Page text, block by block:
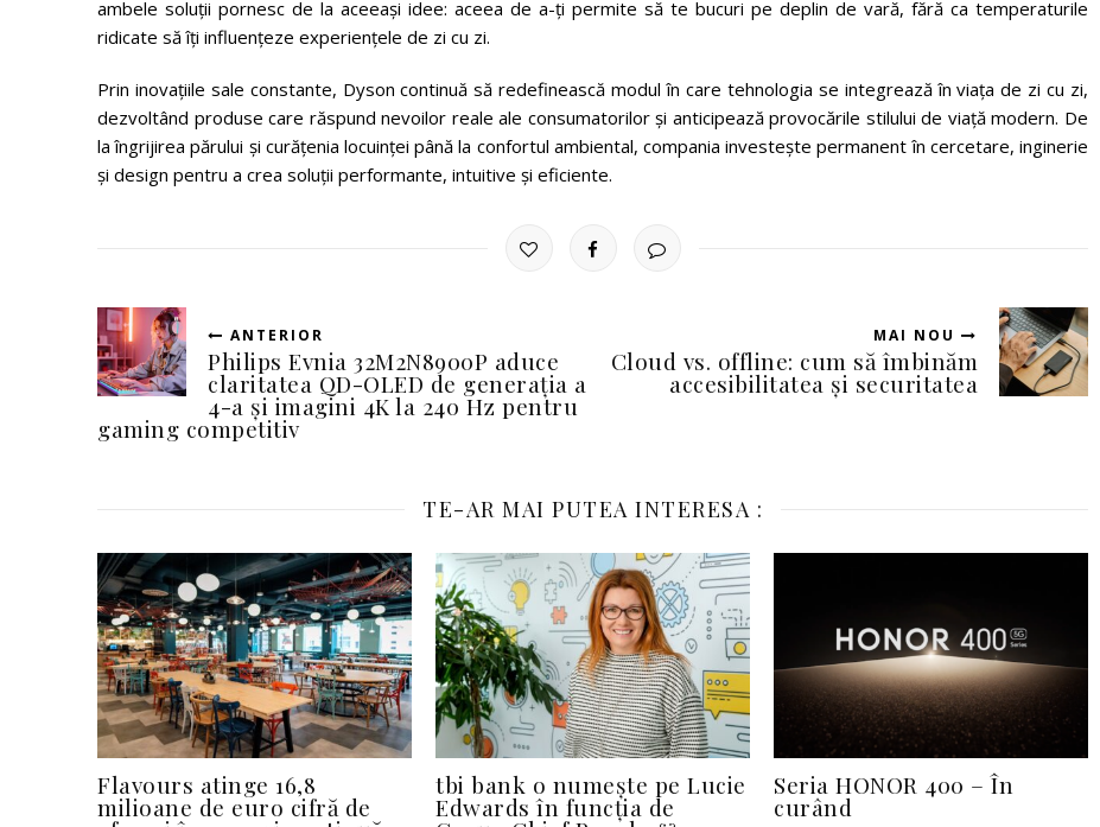
ambele soluții pornesc de la aceeași idee: aceea de a-ți permite să te bucuri pe deplin de vară, fără ca temperaturile
ridicate să îți influențeze experiențele de zi cu zi.
Prin inovațiile sale constante, Dyson continuă să redefinească modul în care tehnologia se integrează în viața de zi cu zi,
dezvoltând produse care răspund nevoilor reale ale consumatorilor și anticipează provocările stilului de viață modern. De
la îngrijirea părului și curățenia locuinței până la confortul ambiental, compania investește permanent în cercetare, inginerie
și design pentru a crea soluții performante, intuitive și eficiente.
ANTERIOR
Philips Evnia 32M2N8900P aduce
claritatea QD-OLED de generația a
4-a și imagini 4K la 240 Hz pentru
gaming competitiv
MAI NOU
Cloud vs. offline: cum să îmbinăm
accesibilitatea și securitatea
TE-AR MAI PUTEA INTERESA :
Flavours atinge 16,8
milioane de euro cifră de
tbi bank o numește pe Lucie
Edwards în funcția de
Seria HONOR 400 – În
curând